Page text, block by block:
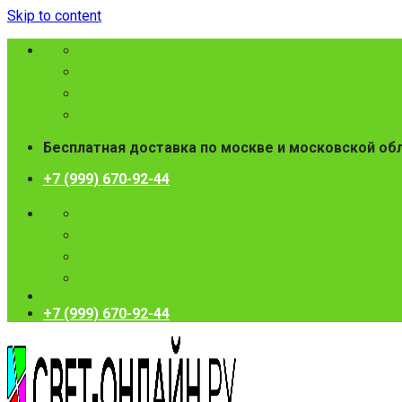
Skip to content
Бесплатная доставка по москве и московской
+7 (999) 670-92-44
+7 (999) 670-92-44